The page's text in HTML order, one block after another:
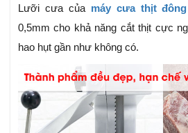
Lưỡi cưa của máy cưa thịt
0,5mm cho khả năng cắt thịt cực
hao hụt gần như không có.